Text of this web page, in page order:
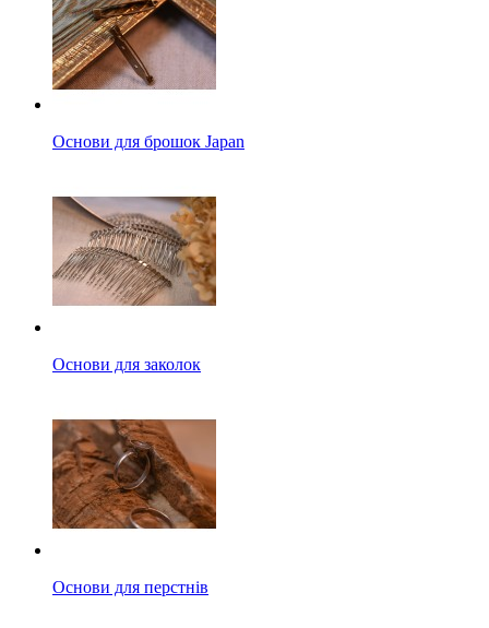
Основи для брошок Japan
Основи для заколок
Основи для перстнів